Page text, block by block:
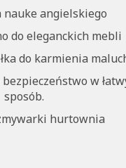
nauke angielskiego
do eleganckich mebli
do karmienia
w
sposób.
hurtownia